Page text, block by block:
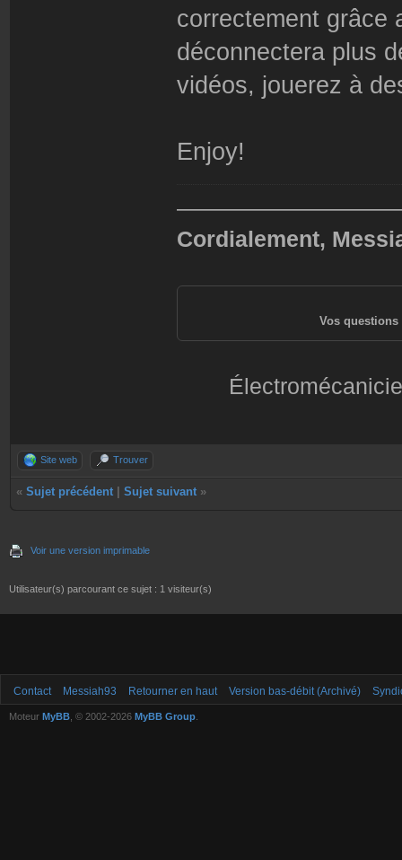
correctement grâce
déconnectera plus
vidéos, jouerez à
Enjoy!
Cordialement,
Vos questions
Site web Trouver
« Sujet précédent Sujet suivant »
Voir une version imprimable
Utilisateur(s) parcourant ce sujet : 1 visiteur(s)
Contact Messiah93 Retourner en haut Version bas-débit (Archivé)
Moteur MyBB , © 2002-2026 MyBB Group